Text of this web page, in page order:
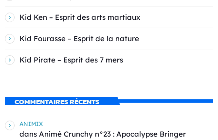
Kid Ken – Esprit des arts martiaux
Kid Fourasse – Esprit de la nature
Kid Pirate – Esprit des 7 mers
COMMENTAIRES RÉCENTS
ANIMIX
dans Animé Crunchy n°23 : Apocalypse Bringer